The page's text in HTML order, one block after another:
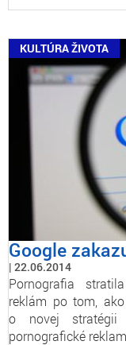
KULTÚRA ŽIVOTA
Google
22.06.2014
Pornografia
reklám po tom,
o novej stratégii
pornografické